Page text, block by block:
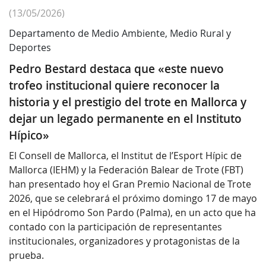
(13/05/2026)
Departamento de Medio Ambiente, Medio Rural y
Deportes
Pedro Bestard destaca que «este nuevo
trofeo institucional quiere reconocer la
historia y el prestigio del trote en Mallorca y
dejar un legado permanente en el Instituto
Hípico»
El Consell de Mallorca, el Institut de l’Esport Hípic de
Mallorca (IEHM) y la Federación Balear de Trote (FBT)
han presentado hoy el Gran Premio Nacional de Trote
2026, que se celebrará el próximo domingo 17 de mayo
en el Hipódromo Son Pardo (Palma), en un acto que ha
contado con la participación de representantes
institucionales, organizadores y protagonistas de la
prueba.